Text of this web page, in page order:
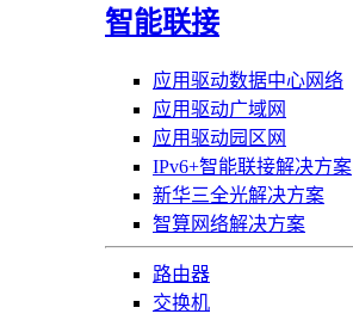
智能联接
应用驱动数据中心网络
应用驱动广域网
应用驱动园区网
IPv6+智能联接解决方案
新华三全光解决方案
智算网络解决方案
路由器
交换机